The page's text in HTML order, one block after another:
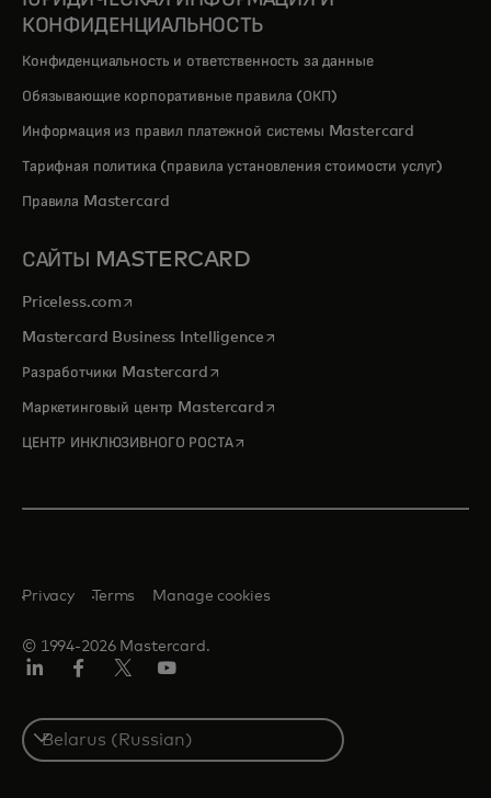
КОНФИДЕНЦИАЛЬНОСТЬ
Конфиденциальность и ответственность за данные
Обязывающие корпоративные правила (ОКП)
Информация из правил платежной системы Mastercard
Тарифная политика (правила установления стоимости услуг)
Правила Mastercard
САЙТЫ MASTERCARD
Priceless.com opens in a new tab
Mastercard Business Intelligenceopens in a new tab
Разработчики Mastercardopens in a new tab
Маркетинговый центр Mastercardopens in a new tab
ЦЕНТР ИНКЛЮЗИВНОГО РОСТАopens in a new tab
© 1994-2026 Mastercard.
Privacy Terms Manage cookies
Select
a
country
Twitter)